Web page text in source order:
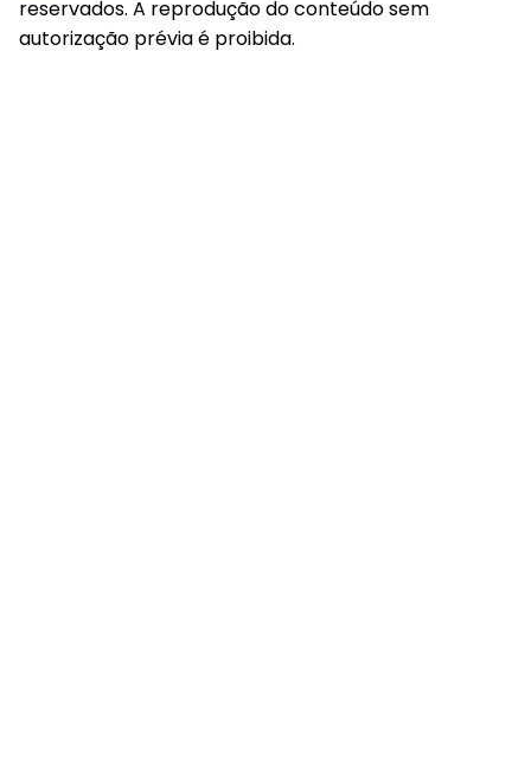
UOL © 2017-2026 Portal do Bitcoin. Todos os direitos